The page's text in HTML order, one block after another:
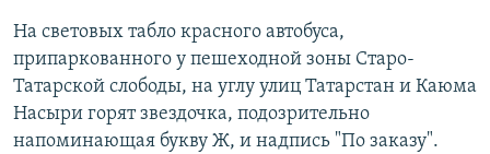
На световых табло красного автобуса,
припаркованного у пешеходной зоны Старо-
Татарской слободы, на углу улиц Татарстан и Каюма
Насыри горят звездочка, подозрительно
напоминающая букву Ж, и надпись "По заказу".